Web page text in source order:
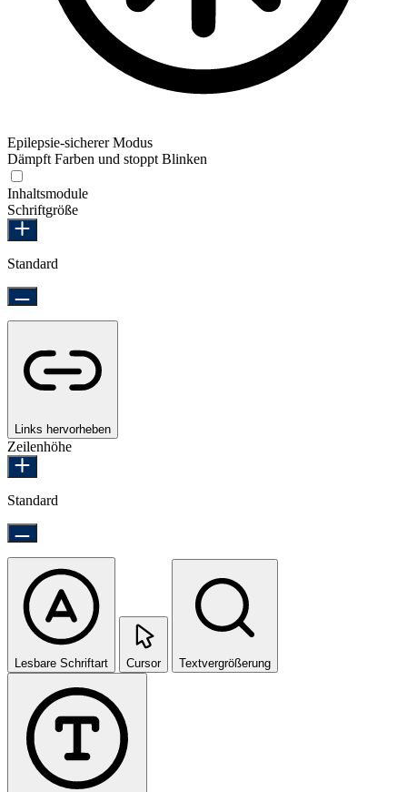
Epilepsie-sicherer Modus
Dämpft Farben und stoppt Blinken
Inhaltsmodule
Schriftgröße
Standard
Links hervorheben
Zeilenhöhe
Standard
Lesbare Schriftart Cursor Textvergrößerung